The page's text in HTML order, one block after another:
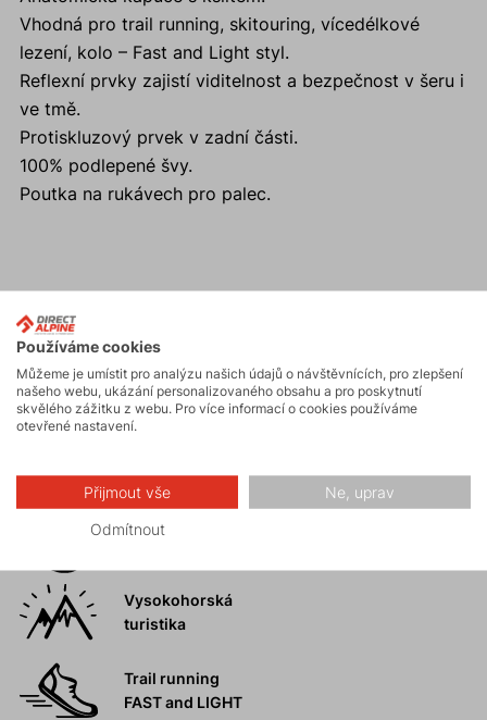
Vhodná pro trail running, skitouring, vícedélkové
lezení, kolo – Fast and Light styl.
Reflexní prvky zajistí viditelnost a bezpečnost v šeru i
ve tmě.
Protiskluzový prvek v zadní části.
100% podlepené švy.
Poutka na rukávech pro palec.
Aktivity
Skialpinismus
Skalní lezení a
Vysokohorská
turistika
Trail running
FAST and LIGHT
Používáme cookies
Můžeme je umístit pro analýzu našich údajů o návštěvnících, pro zlepšení
našeho webu, ukázání personalizovaného obsahu a pro poskytnutí
skvělého zážitku z webu. Pro více informací o cookies používáme
otevřené nastavení.
Přijmout vše Ne, uprav
Odmítnout